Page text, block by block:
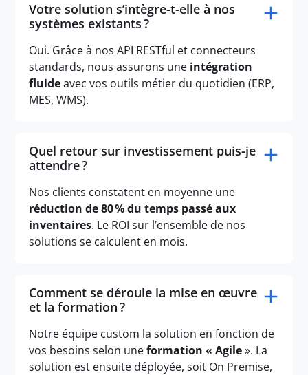
Votre solution s’intègre-t-elle à nos
systèmes existants ?
Oui. Grâce à nos API RESTful et connecteurs
standards, nous assurons une intégration
fluideavec vos outils métier du quotidien (ERP,
MES, WMS).
Quel retour sur investissement puis-je
attendre ?
Nos clients constatent en moyenne une
réduction de 80 % du temps passé aux
inventaires. Le ROI sur l’ensemble de nos
solutions se calculent en mois.
Comment se déroule la mise en œuvre
et la formation ?
Notre équipe custom la solution en fonction de
vos besoins selon uneformation « Agile». La
solution est ensuite déployée, soit On Premise,